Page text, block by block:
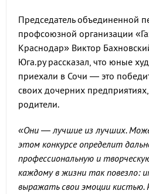
Председатель объединенной
профсоюзной организации
Краснодар» Виктор
Юга.ру рассказал, что юные
приехали в Сочи — это
своих дочерних
родители.
«Они — лучшие из лучших.
этом конкурсе определит
профессиональную и
каждому в жизни так повезло:
выражать свои эмоции кистью.